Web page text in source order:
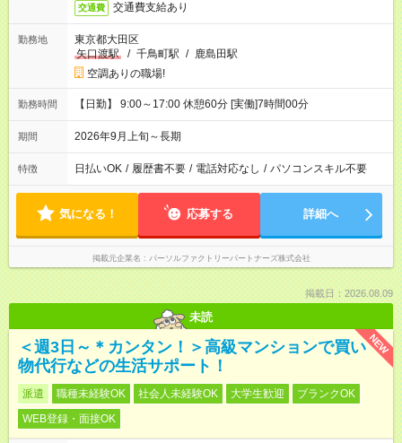
交通費 交通費支給あり
勤務地
東京都大田区
矢口渡駅
/ 千鳥町駅 / 鹿島田駅
空調ありの職場!
勤務時間 【日勤】 9:00～17:00 休憩60分 [実働]7時間00分
期間 2026年9月上旬～長期
特徴 日払いOK / 履歴書不要 / 電話対応なし / パソコンスキル不要
気になる！ 応募する 詳細へ
掲載元企業名 パーソルファクトリーパートナーズ株式会社
掲載日：2026.08.09
未読
NEW
＜週3日～＊カンタン！＞高級マンションで買い
物代行などの生活サポート！
派遣 職種未経験OK 社会人未経験OK 大学生歓迎
ブランクOK
WEB登録・面接OK